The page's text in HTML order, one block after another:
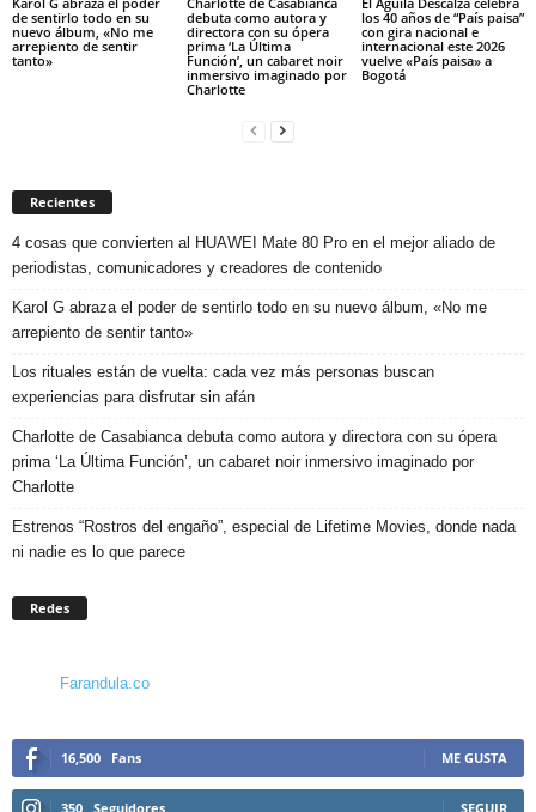
de sentirlo todo en su
nuevo álbum, «No me
arrepiento de sentir
tanto»
debuta como autora y
directora con su ópera
prima ‘La Última
Función’, un cabaret noir
inmersivo imaginado por
Charlotte
los 40 años de “País paisa”
con gira nacional e
internacional este 2026
vuelve «País paisa» a
Bogotá
Recientes
4 cosas que convierten al HUAWEI Mate 80 Pro en el mejor aliado de
periodistas, comunicadores y creadores de contenido
Karol G abraza el poder de sentirlo todo en su nuevo álbum, «No me
arrepiento de sentir tanto»
Los rituales están de vuelta: cada vez más personas buscan
experiencias para disfrutar sin afán
Charlotte de Casabianca debuta como autora y directora con su ópera
prima ‘La Última Función’, un cabaret noir inmersivo imaginado por
Charlotte
Estrenos “Rostros del engaño”, especial de Lifetime Movies, donde nada
ni nadie es lo que parece
Redes
Farandula.co
16,500 Fans ME GUSTA
350 Seguidores SEGUIR